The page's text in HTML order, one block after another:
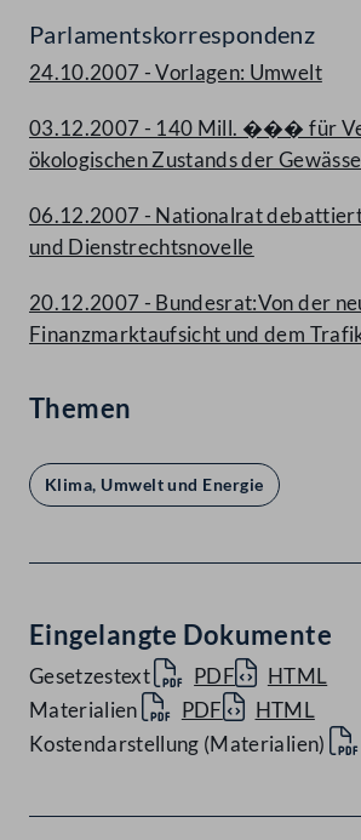
Parlamentskorrespondenz
24.10.2007 - Vorlagen: Umwelt
03.12.2007 - 140 Mill. ��� für
ökologischen Zustands der
06.12.2007 - Nationalrat
und Dienstrechtsnovelle
20.12.2007 - Bundesrat:Von der
Finanzmarktaufsicht und dem
Themen
Klima, Umwelt und Energie
Eingelangte Dokumente
Gesetzestext PDF
HTML
Materialien
PDF
HTML
Kostendarstellung (Materialien)